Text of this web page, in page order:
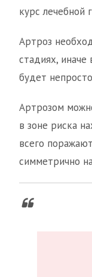
курс лечебной
Артроз
стадиях,
будет непросто
Артрозом
в зоне риска
всего
симметрично